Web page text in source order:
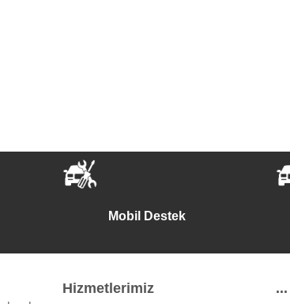
Mobil Destek
Hizmetlerimiz ...